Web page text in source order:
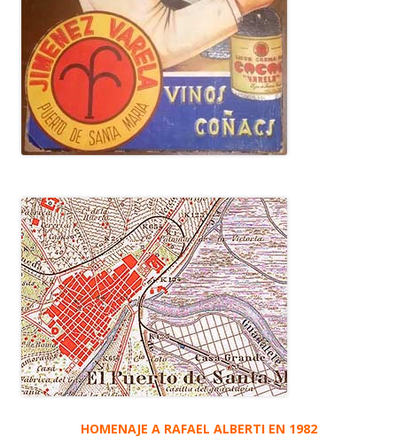
HOMENAJE A RAFAEL ALBERTI EN 1982